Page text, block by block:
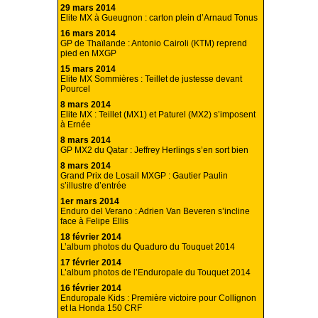
29 mars 2014
Elite MX à Gueugnon : carton plein d’Arnaud Tonus
16 mars 2014
GP de Thaïlande : Antonio Cairoli (KTM) reprend
pied en MXGP
15 mars 2014
Elite MX Sommières : Teillet de justesse devant
Pourcel
8 mars 2014
Elite MX : Teillet (MX1) et Paturel (MX2) s’imposent
à Ernée
8 mars 2014
GP MX2 du Qatar : Jeffrey Herlings s’en sort bien
8 mars 2014
Grand Prix de Losail MXGP : Gautier Paulin
s’illustre d’entrée
1er mars 2014
Enduro del Verano : Adrien Van Beveren s’incline
face à Felipe Ellis
18 février 2014
L’album photos du Quaduro du Touquet 2014
17 février 2014
L’album photos de l’Enduropale du Touquet 2014
16 février 2014
Enduropale Kids : Première victoire pour Collignon
et la Honda 150 CRF